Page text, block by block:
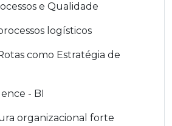
e Qualidade
logísticos
como Estratégia de
- BI
organizacional forte